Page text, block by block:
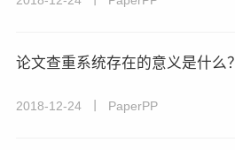
论文查重系统存在的意义是什么？
2018-12-24 丨 PaperPP